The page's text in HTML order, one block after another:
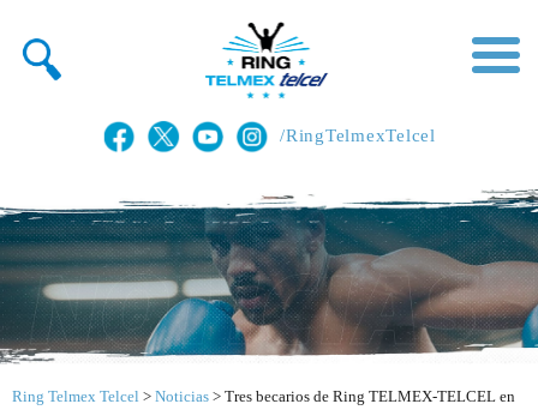
/RingTelmexTelcel
Ring Telmex Telcel > Noticias > Tres becarios de Ring TELMEX-TELCEL en